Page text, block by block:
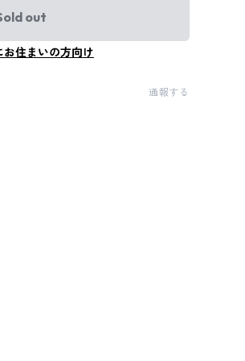
out
お住まいの方向け
通報する